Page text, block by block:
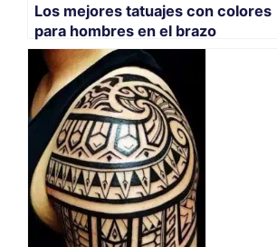
Los mejores tatuajes con colores
para hombres en el brazo